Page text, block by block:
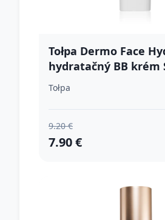
Tołpa Dermo Face
hydratačný BB krém
Natural Beige 40 ml
Tołpa
9.20 €
7.90 €